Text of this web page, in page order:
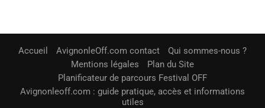
Accueil AvignonleOff.com contact
Qui sommes-nous ?
Mentions légales
Plan du Site
Planificateur de parcours Festival OFF
Avignonleoff.com : guide pratique, accès et informations
utiles